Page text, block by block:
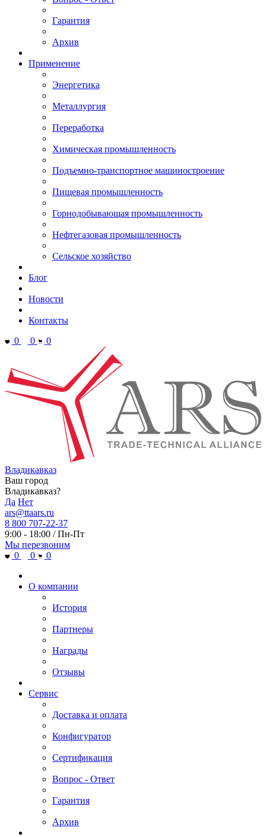
Гарантия
Архив
Применение
Энергетика
Металлургия
Переработка
Химическая промышленность
Подъемно-транспортное машиностроение
Пищевая промышленность
Горнодобывающая промышленность
Нефтегазовая промышленность
Сельское хозяйство
Блог
Новости
Контакты
0
0 0
Владикавказ
Ваш город
Владикавказ?
Да Нет
ars@ttaars.ru
8 800 707-22-37
9:00 - 18:00 / Пн-Пт
Мы перезвоним
0
0 0
О компании
История
Партнеры
Награды
Отзывы
Сервис
Доставка и оплата
Конфигуратор
Сертификация
Вопрос - Ответ
Гарантия
Архив